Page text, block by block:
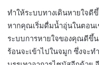
ทำให้ระบบทางเดินหายใจดี
หากคุณเริ่มดื่มน้ำอุ่นในตอน
ระบบการหายใจของคุณดีขึ้
ร้อนจะเข้าไปในจมูก ซึ่งจะท